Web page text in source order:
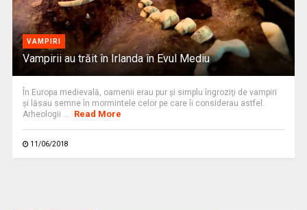
VAMPIRI
Vampirii au trăit în Irlanda în Evul Mediu
În Europa medievală, oamenii erau pur şi simplu îngroziţi de vampiri
şi lăsau semne în mormintele celor pe care îi considerau astfel.
Arheologii ...
Read More
11/06/2018